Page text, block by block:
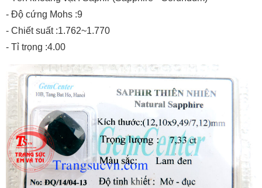
- Độ cứng Mohs :9
- Chiết suất :1.762~1.770
- Tỉ trọng :4.00